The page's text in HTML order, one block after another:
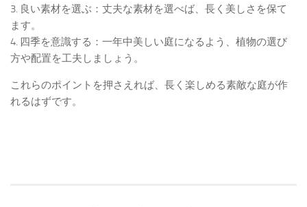
3. 良い素材を選ぶ：丈夫な素材を選べば、長く美しさを保て
ます。
4. 四季を意識する：一年中美しい庭になるよう、植物の選び
方や配置を工夫しましょう。
これらのポイントを押さえれば、長く楽しめる素敵な庭が作
れるはずです。